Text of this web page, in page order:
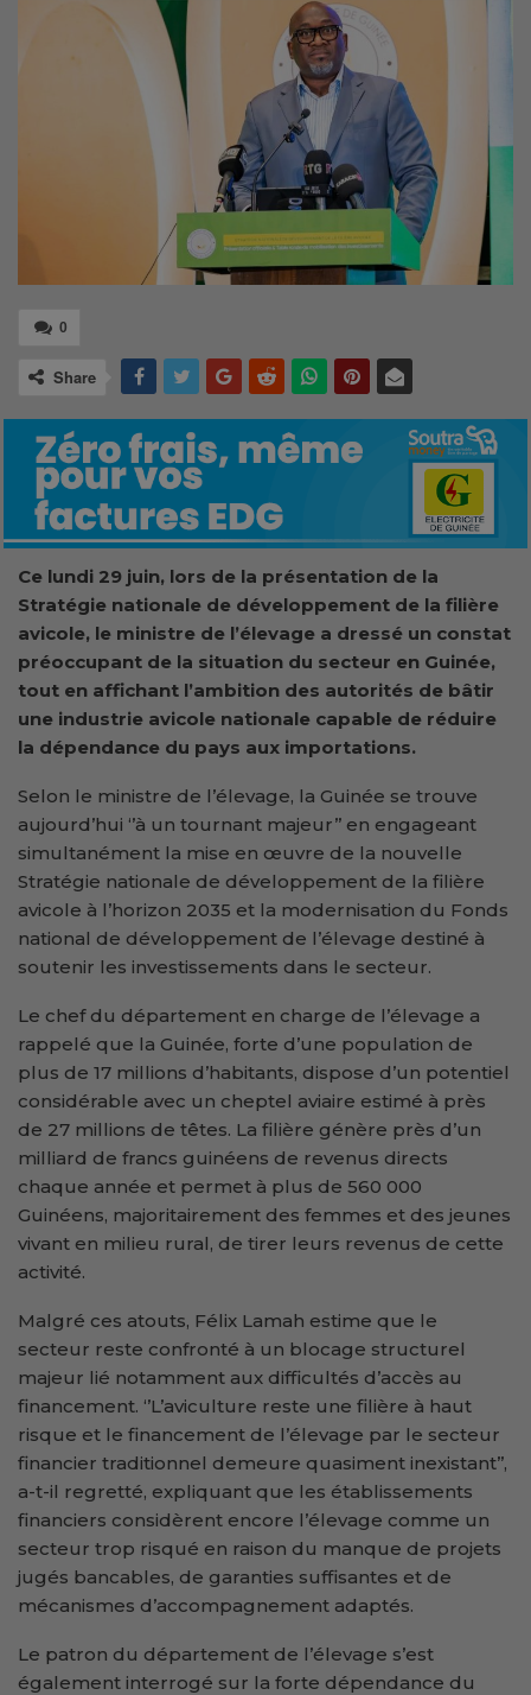
0
Share
Ce lundi 29 juin, lors de la présentation de la
Stratégie nationale de développement de la filière
avicole, le ministre de l’élevage a dressé un constat
préoccupant de la situation du secteur en Guinée,
tout en affichant l’ambition des autorités de bâtir
une industrie avicole nationale capable de réduire
la dépendance du pays aux importations.
Selon le ministre de l’élevage, la Guinée se trouve
aujourd’hui ‘’à un tournant majeur’’ en engageant
simultanément la mise en œuvre de la nouvelle
Stratégie nationale de développement de la filière
avicole à l’horizon 2035 et la modernisation du Fonds
national de développement de l’élevage destiné à
soutenir les investissements dans le secteur.
Le chef du département en charge de l’élevage a
rappelé que la Guinée, forte d’une population de
plus de 17 millions d’habitants, dispose d’un potentiel
considérable avec un cheptel aviaire estimé à près
de 27 millions de têtes. La filière génère près d’un
milliard de francs guinéens de revenus directs
chaque année et permet à plus de 560 000
Guinéens, majoritairement des femmes et des jeunes
vivant en milieu rural, de tirer leurs revenus de cette
activité.
Malgré ces atouts, Félix Lamah estime que le
secteur reste confronté à un blocage structurel
majeur lié notamment aux difficultés d’accès au
financement. ‘’L’aviculture reste une filière à haut
risque et le financement de l’élevage par le secteur
financier traditionnel demeure quasiment inexistant’’,
a-t-il regretté, expliquant que les établissements
financiers considèrent encore l’élevage comme un
secteur trop risqué en raison du manque de projets
jugés bancables, de garanties suffisantes et de
mécanismes d’accompagnement adaptés.
Le patron du département de l’élevage s’est
également interrogé sur la forte dépendance du